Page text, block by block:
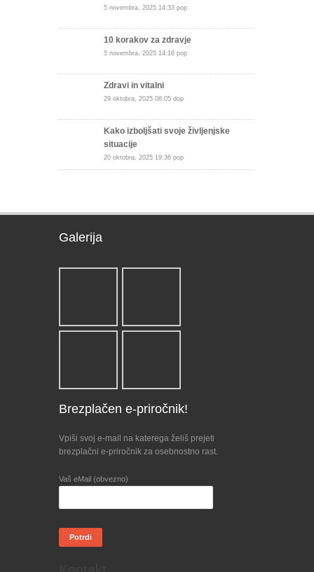
5 novembra, 2025 14:33 pop
10 korakov za zdravje
5 novembra, 2025 14:16 pop
Zdravi in vitalni
29 oktobra, 2025 08:05 dop
Kako izboljšati svoje življenjske
situacije
20 oktobra, 2025 19:36 pop
Galerija
Brezplačen e-priročnik!
Vpiši svoj e-mail na katerega želiš prejeti
brezplačni e-priročnik za osebnostno rast.
Vaš eMail (obvezno)